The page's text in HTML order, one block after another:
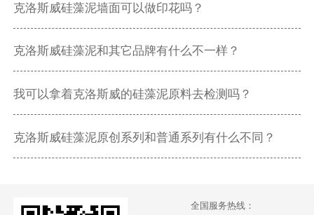
克洛斯威硅藻泥墙面可以做印花吗？
克洛斯威硅藻泥和其它品牌有什么不一样？
我可以拿着克洛斯威的硅藻泥原料去检测吗？
克洛斯威硅藻泥原创系列和普通系列有什么不同？
全国服务热线：